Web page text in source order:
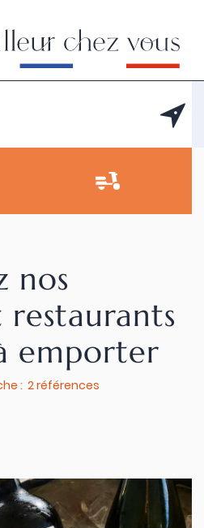
nos
restaurants
emporter
: 2 références